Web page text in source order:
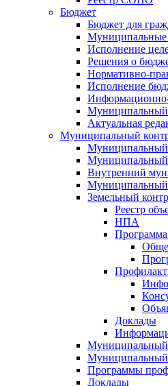
Бюджет
Бюджет для
Исполнение
Решения о
Нормативно-
Исполнение
Муниципальный
Актуальная
Муниципальный
Муниципальный
Муниципальный
Внутренний
Муниципальный
Земельный
Реестр
НПА
Доклады
Муниципальный
Программы
Доклады